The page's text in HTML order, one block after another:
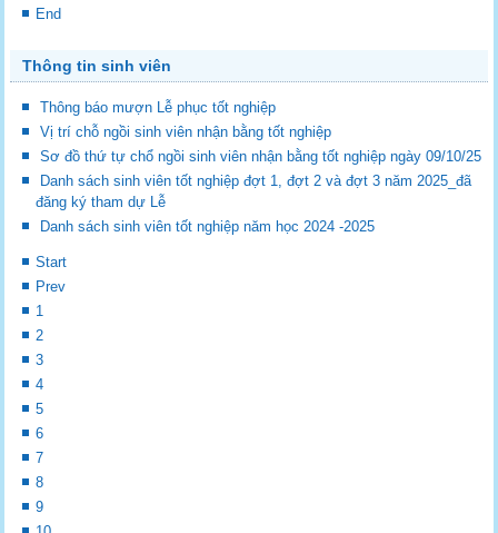
End
Thông tin sinh viên
Thông báo mượn Lễ phục tốt nghiệp
Vị trí chỗ ngồi sinh viên nhận bằng tốt nghiệp
Sơ đồ thứ tự chổ ngồi sinh viên nhận bằng tốt nghiệp ngày 09/10/25
Danh sách sinh viên tốt nghiệp đợt 1, đợt 2 và đợt 3 năm 2025_đã
đăng ký tham dự Lễ
Danh sách sinh viên tốt nghiệp năm học 2024 -2025
Start
Prev
1
2
3
4
5
6
7
8
9